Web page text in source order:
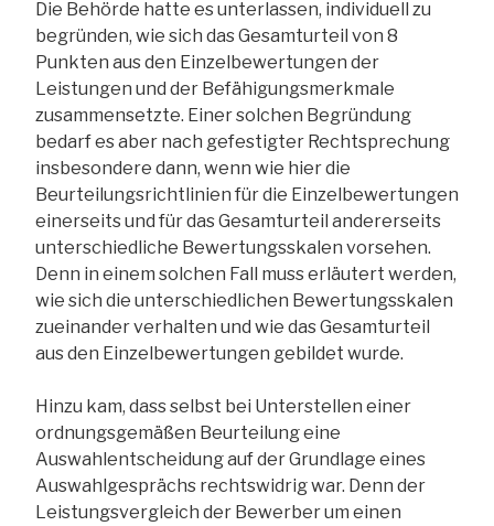
Die Behörde hatte es unterlassen, individuell zu
begründen, wie sich das Gesamturteil von 8
Punkten aus den Einzelbewertungen der
Leistungen und der Befähigungsmerkmale
zusammensetzte. Einer solchen Begründung
bedarf es aber nach gefestigter Rechtsprechung
insbesondere dann, wenn wie hier die
Beurteilungsrichtlinien für die Einzelbewertungen
einerseits und für das Gesamturteil andererseits
unterschiedliche Bewertungsskalen vorsehen.
Denn in einem solchen Fall muss erläutert werden,
wie sich die unterschiedlichen Bewertungsskalen
zueinander verhalten und wie das Gesamturteil
aus den Einzelbewertungen gebildet wurde.
Hinzu kam, dass selbst bei Unterstellen einer
ordnungsgemäßen Beurteilung eine
Auswahlentscheidung auf der Grundlage eines
Auswahlgesprächs rechtswidrig war. Denn der
Leistungsvergleich der Bewerber um einen